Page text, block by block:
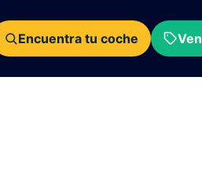
Encuentra tu coche